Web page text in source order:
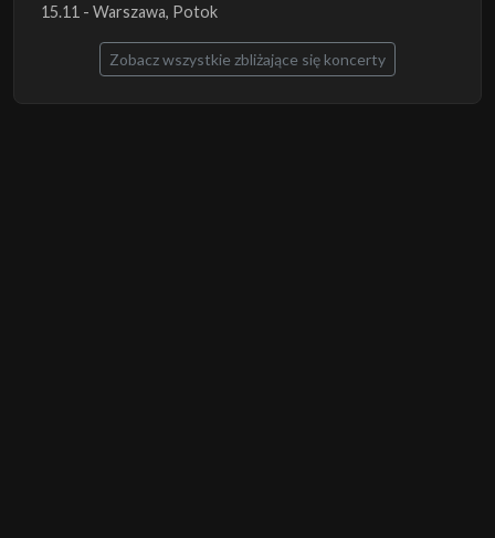
15.11 - Warszawa, Potok
Zobacz wszystkie zbliżające się koncerty